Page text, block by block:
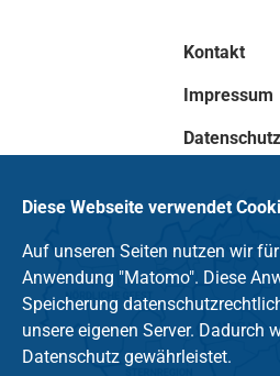
Kontakt
Impressum
Datenschutz
Diese Webseite verwendet
Auf unseren Seiten nutzen wir
Anwendung "Matomo". Diese
Speicherung
unsere eigenen Server. Dadurch
Datenschutz gewährleistet.